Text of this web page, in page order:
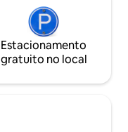
Estacionamento
gratuito no local